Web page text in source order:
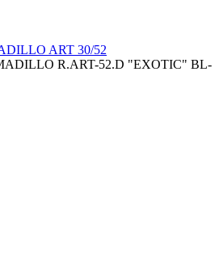
ART 30/52
R.ART-52.D "EXOTIC" BL-